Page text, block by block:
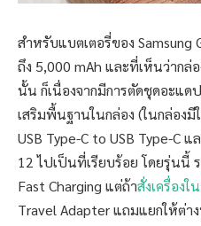
สำหรับแบตเตอรี่ของ Samsung
ถึง 5,000 mAh และที่เห็นว่าก
นั้น ก็เนื่องจากมีการตัดชุดอะแด
เสริมพื้นฐานในกล่อง (ในกล่อง
USB Type-C to USB Type-C
12 ไปเป็นที่เรียบร้อย โดยรุ่นนี้
Fast Charging แต่ถ้าสั่งเครื่องใ
Travel Adapter แถมแยกให้ต่า